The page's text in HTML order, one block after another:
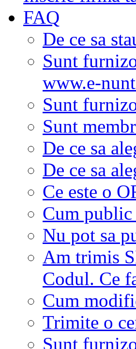
FAQ
De ce sa
Sunt
www.e-
Sunt
Sunt
De ce sa
De ce sa
Ce este o
Cum
Nu pot sa
Am trimis
Codul. Ce
Cum
Trimite o
Sunt